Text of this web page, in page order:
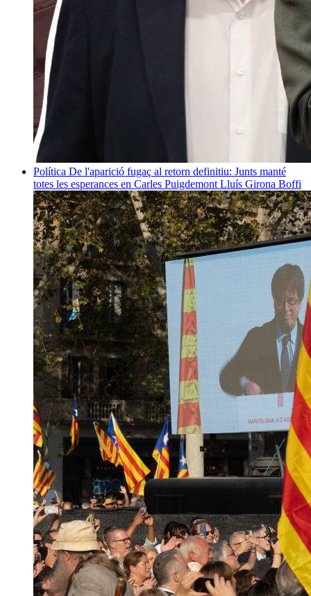
Política De l'aparició fugaç al retorn definitiu: Junts manté
totes les esperances en Carles Puigdemont Lluís Girona Boffi